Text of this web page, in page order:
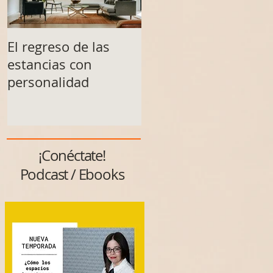
El regreso de las
estancias con
personalidad
¡Conéctate!
Podcast / Ebooks